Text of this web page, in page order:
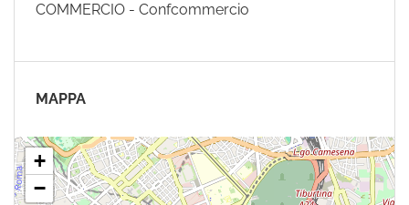
COMMERCIO - Confcommercio
MAPPA
+
−